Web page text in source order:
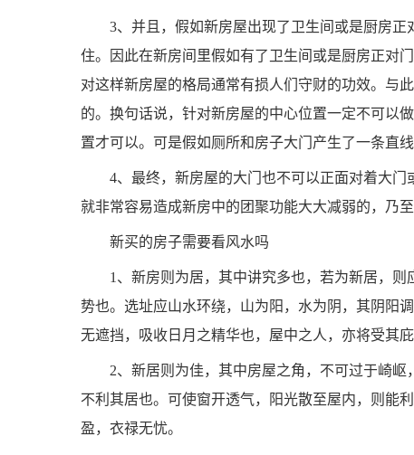
3、并且，假如新房屋出现了卫生间或是厨房
住。因此在新房间里假如有了卫生间或是厨房正对
对这样新房屋的格局通常有损人们守财的功效。与
的。换句话说，针对新房屋的中心位置一定不可以
置才可以。可是假如厕所和房子大门产生了一条直
4、最终，新房屋的大门也不可以正面对着大门
就非常容易造成新房中的团聚功能大大减弱的，乃
新买的房子需要看风水吗
1、新房则为居，其中讲究多也，若为新居，
势也。选址应山水环绕，山为阳，水为阴，其阴阳
无遮挡，吸收日月之精华也，屋中之人，亦将受其
2、新居则为佳，其中房屋之角，不可过于崎岖
不利其居也。可使窗开透气，阳光散至屋内，则能
盈，衣禄无忧。